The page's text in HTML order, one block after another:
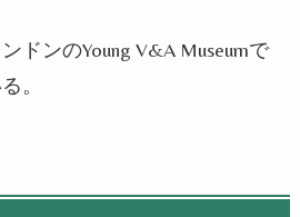
ドンのYoung V&A Museumで
。